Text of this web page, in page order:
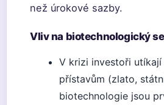
než úrokové sazby.
Vliv na biotechnologický
V krizi investoři
přístavům (zlato,
biotechnologie jsou